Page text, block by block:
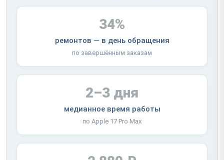
34%
ремонтов — в день обращения
по завершённым заказам
2–3 дня
медианное время работы
по Apple 17 Pro Max